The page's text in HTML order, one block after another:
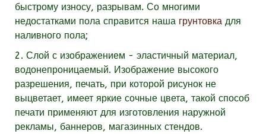
быстрому износу, разрывам. Со многими
недостатками пола справится наша грунтовка для
наливного пола;
2. Слой с изображением - эластичный материал,
водонепроницаемый. Изображение высокого
разрешения, печать, при которой рисунок не
выцветает, имеет яркие сочные цвета, такой способ
печати применяют для изготовления наружной
рекламы, баннеров, магазинных стендов.